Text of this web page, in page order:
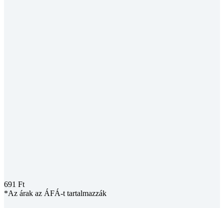
691 Ft
*Az árak az ÁFÁ-t tartalmazzák